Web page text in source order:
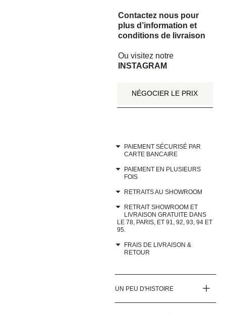
Contactez nous pour
plus d’information et
conditions de livraison
Ou visitez notre
INSTAGRAM
NÉGOCIER LE PRIX
PAIEMENT SÉCURISÉ PAR
CARTE BANCAIRE
PAIEMENT EN PLUSIEURS
FOIS
RETRAITS AU SHOWROOM
RETRAIT SHOWROOM ET
LIVRAISON GRATUITE DANS
LE 78, PARIS, ET 91, 92, 93, 94 ET
95.
FRAIS DE LIVRAISON &
RETOUR
UN PEU D'HISTOIRE